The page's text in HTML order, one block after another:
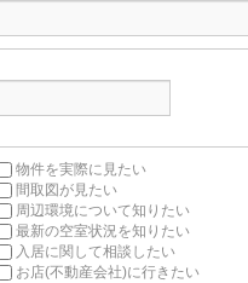
物件を実際に見たい
間取図が見たい
周辺環境について知りたい
最新の空室状況を知りたい
入居に関して相談したい
お店(不動産会社)に行きたい